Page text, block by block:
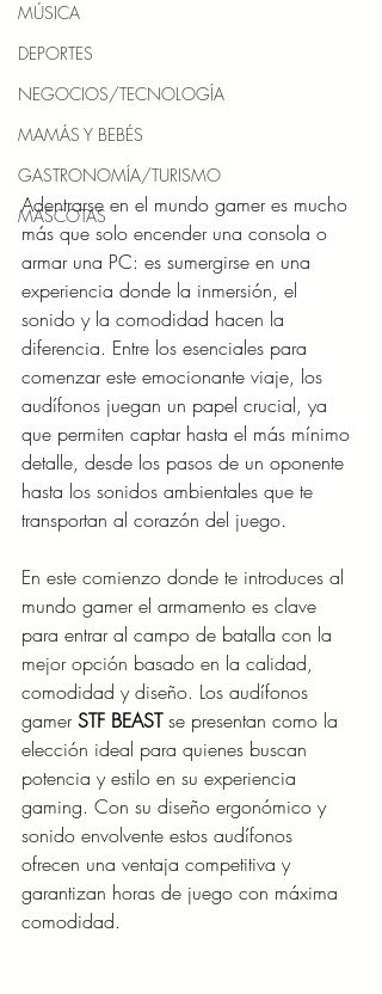
MÚSICA
DEPORTES
NEGOCIOS/TECNOLOGÍA
MAMÁS Y BEBÉS
GASTRONOMÍA/TURISMO
MASCOTAS
Adentrarse en el mundo gamer es mucho
más que solo encender una consola o
armar una PC: es sumergirse en una
experiencia donde la inmersión, el
sonido y la comodidad hacen la
diferencia. Entre los esenciales para
comenzar este emocionante viaje, los
audífonos juegan un papel crucial, ya
que permiten captar hasta el más mínimo
detalle, desde los pasos de un oponente
hasta los sonidos ambientales que te
transportan al corazón del juego.
En este comienzo donde te introduces al
mundo gamer el armamento es clave
para entrar al campo de batalla con la
mejor opción basado en la calidad,
comodidad y diseño. Los audífonos
gamer STF BEAST se presentan como la
elección ideal para quienes buscan
potencia y estilo en su experiencia
gaming. Con su diseño ergonómico y
sonido envolvente estos audífonos
ofrecen una ventaja competitiva y
garantizan horas de juego con máxima
comodidad.